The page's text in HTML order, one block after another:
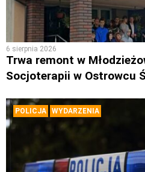
6 sierpnia 2026
Trwa remont w
Socjoterapii w Ostrowcu
POLICJA WYDARZENIA